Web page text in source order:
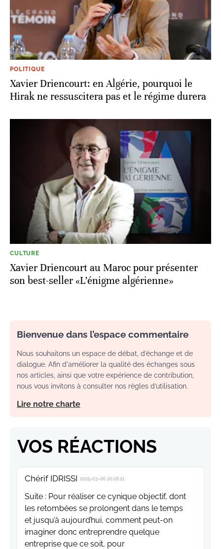
POLITIQUE
Xavier Driencourt: en Algérie, pourquoi le
Hirak ne ressuscitera pas et le régime durera
CULTURE
Xavier Driencourt au Maroc pour présenter
son best-seller «L’énigme algérienne»
Bienvenue dans l’espace commentaire
Nous souhaitons un espace de débat, d’échange et de
dialogue. Afin d'améliorer la qualité des échanges sous
nos articles, ainsi que votre expérience de contribution,
nous vous invitons à consulter nos règles d’utilisation.
Lire notre charte
VOS RÉACTIONS
Chérif IDRISSI 2025-03-06 20:28:21
Suite : Pour réaliser ce cynique objectif, dont
les retombées se prolongent dans le temps
et jusqu’à aujourd’hui, comment peut-on
imaginer donc entreprendre quelque
entreprise que ce soit, pour